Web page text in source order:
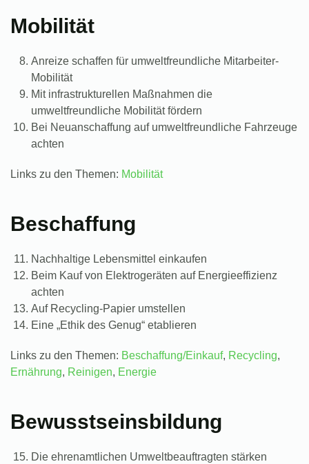
Mobilität
Anreize schaffen für umweltfreundliche Mitarbeiter-
Mobilität
Mit infrastrukturellen Maßnahmen die
umweltfreundliche Mobilität fördern
Bei Neuanschaffung auf umweltfreundliche Fahrzeuge
achten
Links zu den Themen: Mobilität
Beschaffung
Nachhaltige Lebensmittel einkaufen
Beim Kauf von Elektrogeräten auf Energieeffizienz
achten
Auf Recycling-Papier umstellen
Eine „Ethik des Genug“ etablieren
Links zu den Themen: Beschaffung/Einkauf, Recycling,
Ernährung, Reinigen, Energie
Bewusstseinsbildung
Die ehrenamtlichen Umweltbeauftragten stärken